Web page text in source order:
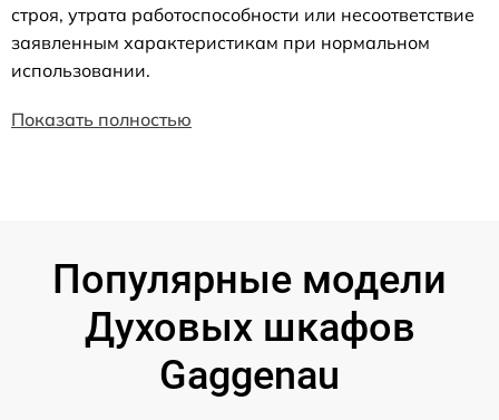
строя, утрата работоспособности или несоответствие
заявленным характеристикам при нормальном
использовании.
Показать полностью
Популярные модели
Духовых шкафов
Gaggenau